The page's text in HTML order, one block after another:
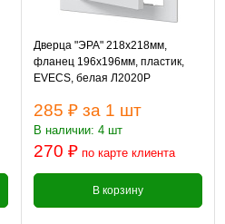
Дверца "ЭРА" 218х218мм,
фланец 196х196мм, пластик,
EVECS, белая Л2020Р
285 ₽ за 1 шт
В наличии: 4 шт
270 ₽ по карте клиента
В корзину